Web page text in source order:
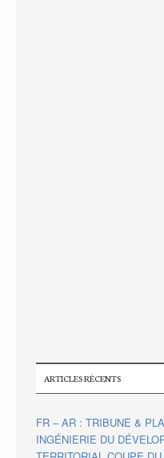
ARTICLES RÉCENTS
FR – AR : TRIBUNE &
INGÉNIERIE DU